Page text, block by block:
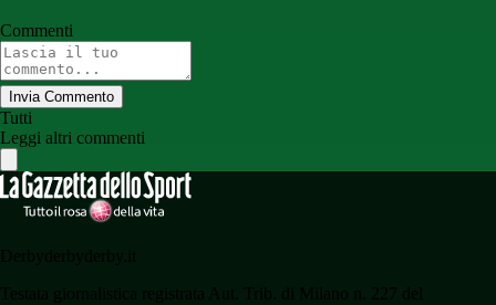
Commenti
Invia Commento
Tutti
Leggi altri commenti